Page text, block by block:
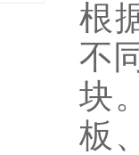
根
不
块
板